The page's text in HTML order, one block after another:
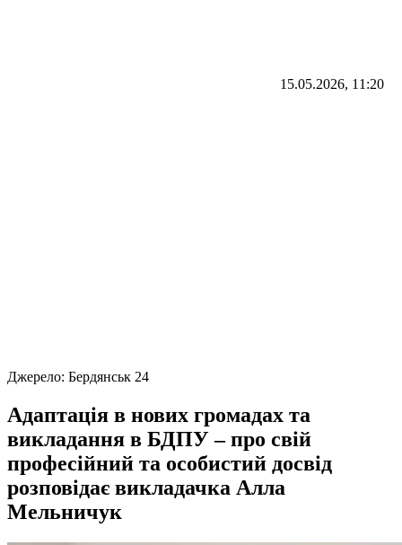
15.05.2026, 11:20
Джерело: Бердянськ 24
Адаптація в нових громадах та
викладання в БДПУ – про свій
професійний та особистий досвід
розповідає викладачка Алла
Мельничук